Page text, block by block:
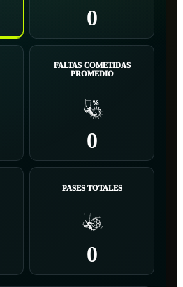
0
FALTAS COMETIDAS
PROMEDIO
0
PASES TOTALES
0